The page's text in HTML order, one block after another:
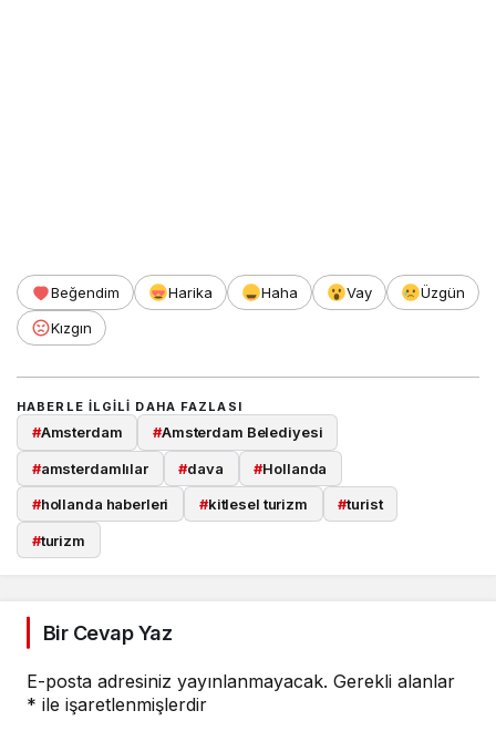
Beğendim Harika Haha Vay
Üzgün
Kızgın
HABERLE ILGILI DAHA FAZLASI
#Amsterdam #Amsterdam Belediyesi
#amsterdamlılar #dava #Hollanda
#hollanda haberleri #kitlesel turizm #turist
#turizm
Bir Cevap Yaz
E-posta adresiniz yayınlanmayacak. Gerekli alanlar
* ile işaretlenmişlerdir